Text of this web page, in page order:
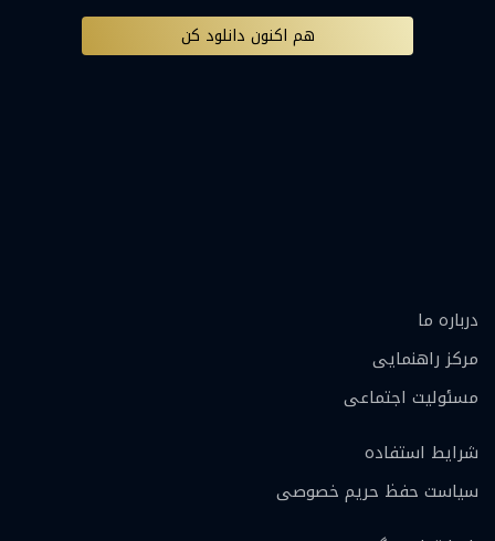
هم اکنون دانلود کن
درباره ما
مرکز راهنمایی
مسئولیت اجتماعی
شرایط استفاده
سیاست حفظ حریم خصوصی